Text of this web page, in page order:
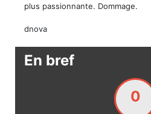
plus passionnante. Dommage.
dnova
En bref
0